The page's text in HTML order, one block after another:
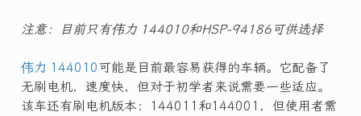
注意：目前只有伟力 144010和HSP-94186可供选择
伟力 144010可能是目前最容易获得的车辆。它配备了
无刷电机，速度快，但对于初学者来说需要一些适应。
该车还有刷电机版本：144011和144001，但使用者需